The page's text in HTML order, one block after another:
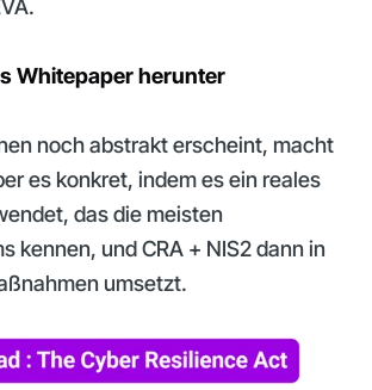
Whitepaper herunter
noch abstrakt erscheint, macht
es konkret, indem es ein reales
das die meisten
kennen, und CRA + NIS2 dann in
umsetzt.